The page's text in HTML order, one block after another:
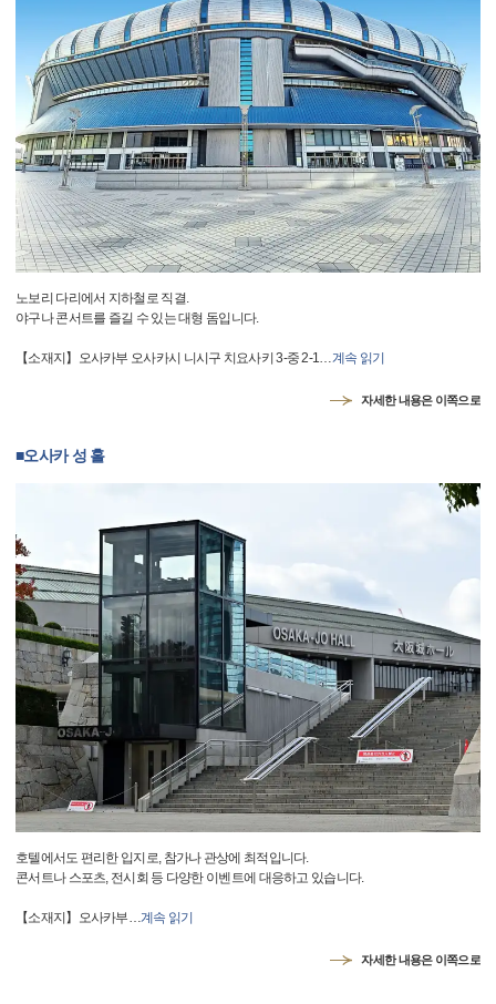
노보리 다리에서 지하철로 직결.
야구나 콘서트를 즐길 수 있는 대형 돔입니다.
【소재지】오사카부 오사카시 니시구 치요사키 3-중 2-1…계속 읽기
자세한 내용은 이쪽으로
■오사카 성 홀
호텔에서도 편리한 입지로, 참가나 관상에 최적입니다.
콘서트나 스포츠, 전시회 등 다양한 이벤트에 대응하고 있습니다.
【소재지】오사카부…계속 읽기
자세한 내용은 이쪽으로